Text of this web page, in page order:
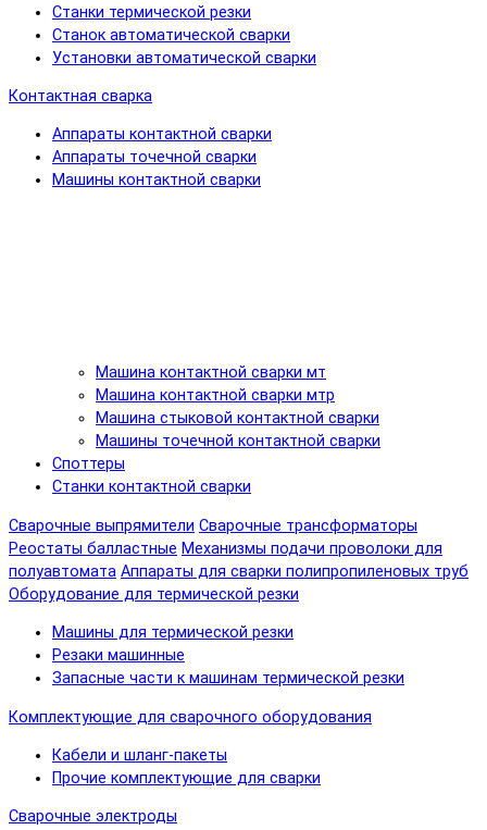
Станки термической резки
Станок автоматической сварки
Установки автоматической сварки
Контактная сварка
Аппараты контактной сварки
Аппараты точечной сварки
Машины контактной сварки
Машина контактной сварки мт
Машина контактной сварки мтр
Машина стыковой контактной сварки
Машины точечной контактной сварки
Споттеры
Станки контактной сварки
Сварочные выпрямители Сварочные трансформаторы
Реостаты балластные Механизмы подачи проволоки для
полуавтомата Аппараты для сварки полипропиленовых труб
Оборудование для термической резки
Машины для термической резки
Резаки машинные
Запасные части к машинам термической резки
Комплектующие для сварочного оборудования
Кабели и шланг-пакеты
Прочие комплектующие для сварки
Сварочные электроды